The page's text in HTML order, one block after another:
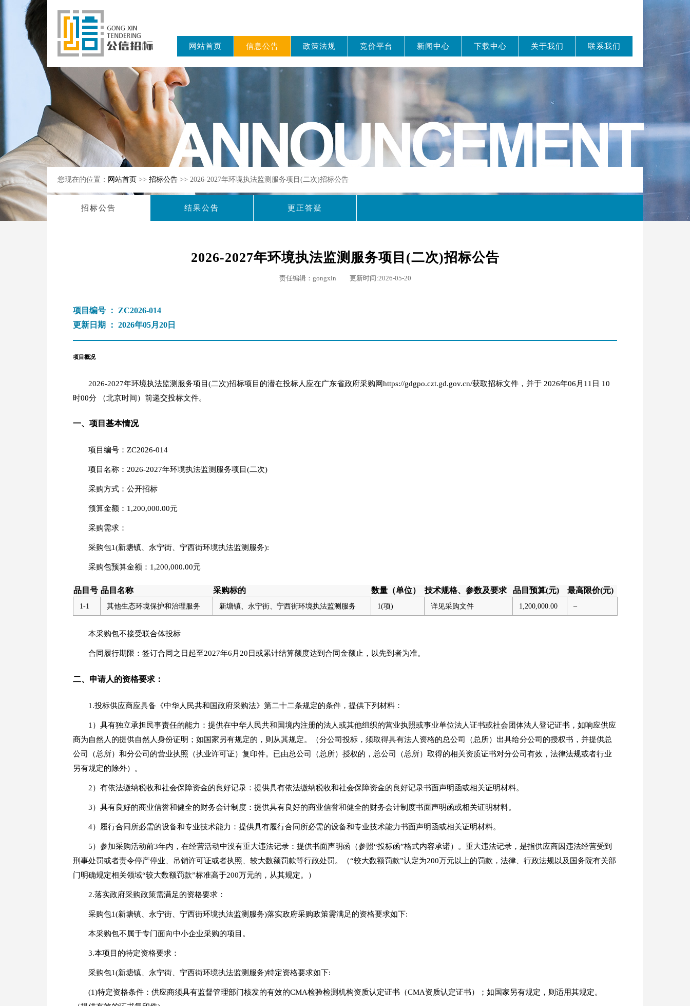
东公信招标
有限公司
网站首页 信息公告 政策法规 竞价平台 新闻中心 下载中心 关于我们 联系我们
您现在的位置： 网站首页 >> 招标公告 >> 2026-2027年环境执法监测服务项目(二次)招标公告
招标公告 结果公告 更正答疑
2026-2027年环境执法监测服务项目(二次)招标公告
责任编辑：gongxin 更新时间:2026-05-20
项目编号 ： ZC2026-014
更新日期 ： 2026年05月20日
项目概况
2026-2027年环境执法监测服务项目(二次)招标项目的潜在投标人应在广东省政府采购网https://gdgpo.czt.gd.gov.cn/获取招标文件，并于 2026年06月11日 10
时00分 （北京时间）前递交投标文件。
一、项目基本情况
项目编号：ZC2026-014
项目名称：2026-2027年环境执法监测服务项目(二次)
采购方式：公开招标
预算金额：1,200,000.00元
采购需求：
采购包1(新塘镇、永宁街、宁西街环境执法监测服务):
采购包预算金额：1,200,000.00元
品目号 品目名称 采购标的 数量（单位） 技术规格、参数及要求 品目预算(元) 最高限价(元)
1-1 其他生态环境保护和治理服务 新塘镇、永宁街、宁西街环境执法监测服务 1(项) 详见采购文件 1,200,000.00 –
本采购包不接受联合体投标
合同履行期限：签订合同之日起至2027年6月20日或累计结算额度达到合同金额止，以先到者为准。
二、申请人的资格要求：
1.投标供应商应具备《中华人民共和国政府采购法》第二十二条规定的条件，提供下列材料：
1）具有独立承担民事责任的能力：提供在中华人民共和国境内注册的法人或其他组织的营业执照或事业单位法人证书或社会团体法人登记证书，如响应供应
商为自然人的提供自然人身份证明；如国家另有规定的，则从其规定。（分公司投标，须取得具有法人资格的总公司（总所）出具给分公司的授权书，并提供总
公司（总所）和分公司的营业执照（执业许可证）复印件。已由总公司（总所）授权的，总公司（总所）取得的相关资质证书对分公司有效，法律法规或者行业
另有规定的除外）。
2）有依法缴纳税收和社会保障资金的良好记录：提供具有依法缴纳税收和社会保障资金的良好记录书面声明函或相关证明材料。
3）具有良好的商业信誉和健全的财务会计制度：提供具有良好的商业信誉和健全的财务会计制度书面声明函或相关证明材料。
4）履行合同所必需的设备和专业技术能力：提供具有履行合同所必需的设备和专业技术能力书面声明函或相关证明材料。
5）参加采购活动前3年内，在经营活动中没有重大违法记录：提供书面声明函（参照“投标函”格式内容承诺）。重大违法记录，是指供应商因违法经营受到
刑事处罚或者责令停产停业、吊销许可证或者执照、较大数额罚款等行政处罚。（“较大数额罚款”认定为200万元以上的罚款，法律、行政法规以及国务院有关部
门明确规定相关领域“较大数额罚款”标准高于200万元的，从其规定。）
2.落实政府采购政策需满足的资格要求：
采购包1(新塘镇、永宁街、宁西街环境执法监测服务)落实政府采购政策需满足的资格要求如下:
本采购包不属于专门面向中小企业采购的项目。
3.本项目的特定资格要求：
采购包1(新塘镇、永宁街、宁西街环境执法监测服务)特定资格要求如下:
(1)特定资格条件：供应商须具有监督管理部门核发的有效的CMA检验检测机构资质认定证书（CMA资质认定证书）；如国家另有规定，则适用其规定。